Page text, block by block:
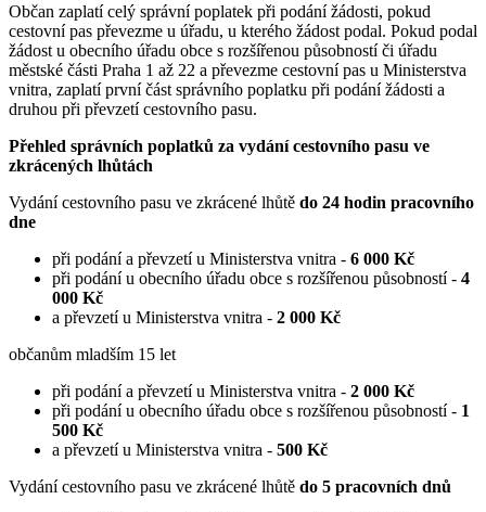
Občan zaplatí celý správní poplatek při podání žádosti, pokud
cestovní pas převezme u úřadu, u kterého žádost podal. Pokud podal
žádost u obecního úřadu obce s rozšířenou působností či úřadu
městské části Praha 1 až 22 a převezme cestovní pas u Ministerstva
vnitra, zaplatí první část správního poplatku při podání žádosti a
druhou při převzetí cestovního pasu.
Přehled správních poplatků za vydání cestovního pasu ve
zkrácených lhůtách
Vydání cestovního pasu ve zkrácené lhůtě do 24 hodin pracovního
dne
při podání a převzetí u Ministerstva vnitra - 6 000 Kč
při podání u obecního úřadu obce s rozšířenou působností - 4
000 Kč
a převzetí u Ministerstva vnitra - 2 000 Kč
občanům mladším 15 let
při podání a převzetí u Ministerstva vnitra - 2 000 Kč
při podání u obecního úřadu obce s rozšířenou působností - 1
500 Kč
a převzetí u Ministerstva vnitra - 500 Kč
Vydání cestovního pasu ve zkrácené lhůtě do 5 pracovních dnů